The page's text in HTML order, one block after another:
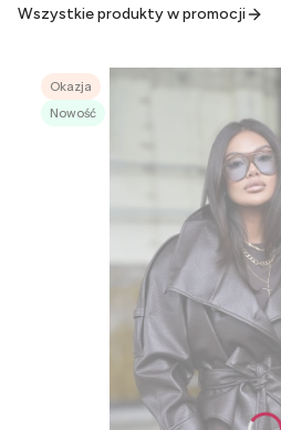
Wszystkie produkty w promocji
Okazja
Nowość